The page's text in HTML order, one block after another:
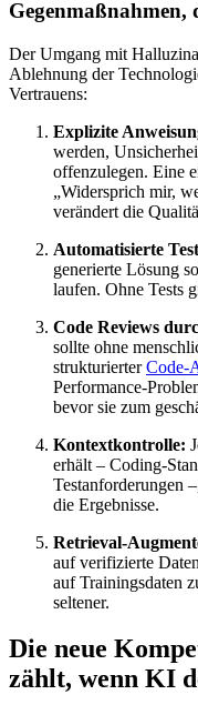
Gegenmaßnahmen,
Der Umgang mit
Ablehnung der
Vertrauens:
Explizite
werden,
offenzulegen. Eine
„Widersprich mir,
verändert die
Automatisierte
generierte Lösung
laufen. Ohne Tests
Code Reviews
sollte ohne
strukturierterCode-
Performance-
bevor sie zum
Kontextkontrolle:
erhält – Coding-
Testanforderungen
die Ergebnisse.
Retrieval-
auf verifizierte
auf Trainingsdaten
seltener.
Die neue
zählt, wenn KI